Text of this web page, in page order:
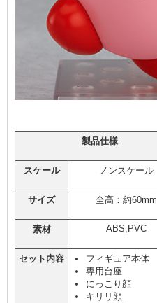
製品仕様
スケール ノンスケール
サイズ 全高：約60mm
素材 ABS,PVC
セット内容
フィギュア本体
専用台座
にっこり顔
キリリ顔